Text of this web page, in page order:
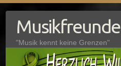
content
"Musik kennt keine Grenzen"